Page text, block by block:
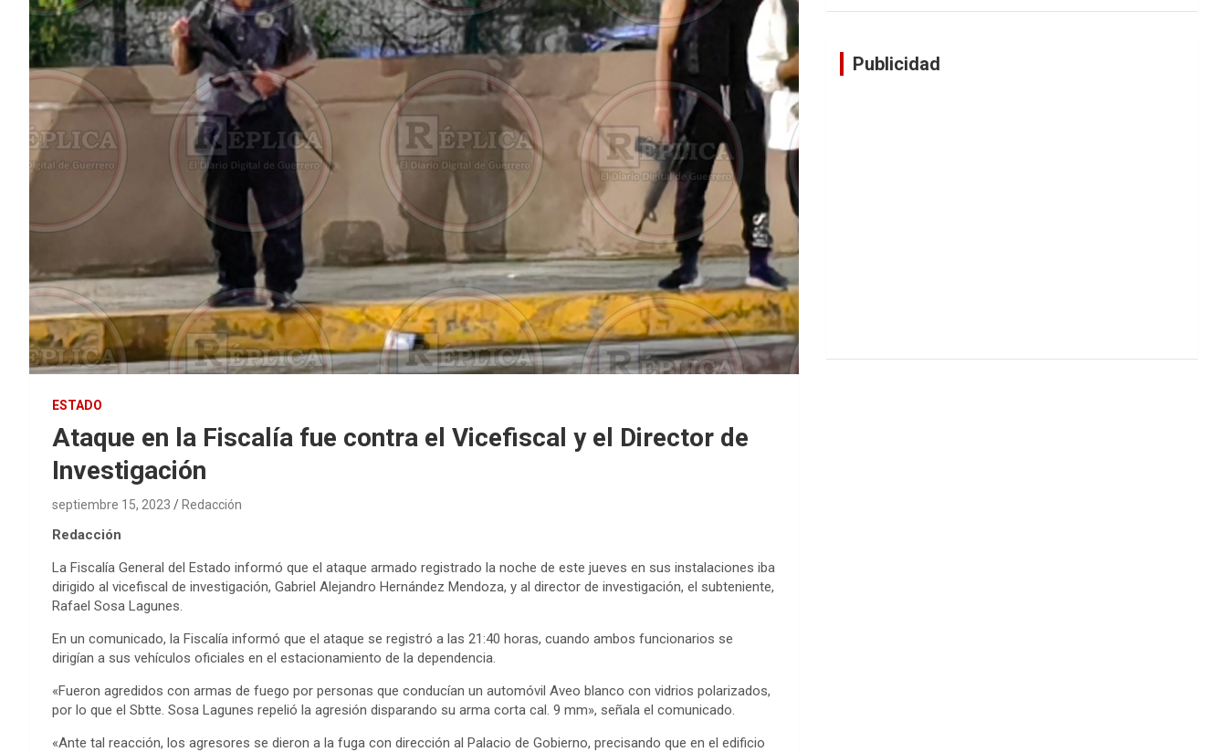
ESTADO
Ataque en la Fiscalía fue contra el Vicefiscal y el Director de
Investigación
septiembre 15, 2023 Redacción
Redacción
La Fiscalía General del Estado informó que el ataque armado registrado la noche de este jueves en sus instalaciones iba
dirigido al vicefiscal de investigación, Gabriel Alejandro Hernández Mendoza, y al director de investigación, el subteniente,
Rafael Sosa Lagunes.
En un comunicado, la Fiscalía informó que el ataque se registró a las 21:40 horas, cuando ambos funcionarios se
dirigían a sus vehículos oficiales en el estacionamiento de la dependencia.
«Fueron agredidos con armas de fuego por personas que conducían un automóvil Aveo blanco con vidrios polarizados,
por lo que el Sbtte. Sosa Lagunes repelió la agresión disparando su arma corta cal. 9 mm», señala el comunicado.
«Ante tal reacción, los agresores se dieron a la fuga con dirección al Palacio de Gobierno, precisando que en el edificio
Publicidad